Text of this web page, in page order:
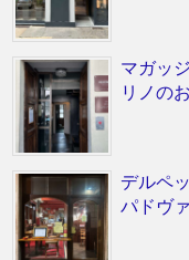
マガッ
リノの
デルペ
パドヴ